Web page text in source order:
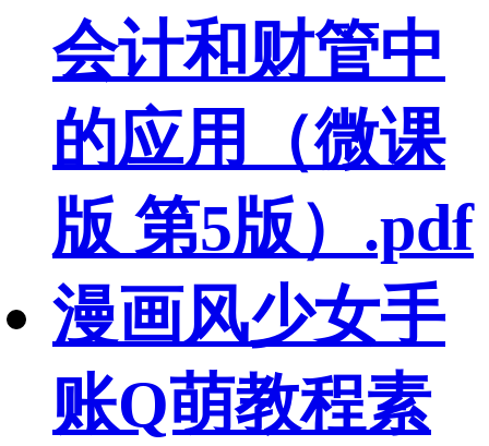
会计和财管中
的应用（微课
版 第5版）.pdf
漫画风少女手
账Q萌教程素